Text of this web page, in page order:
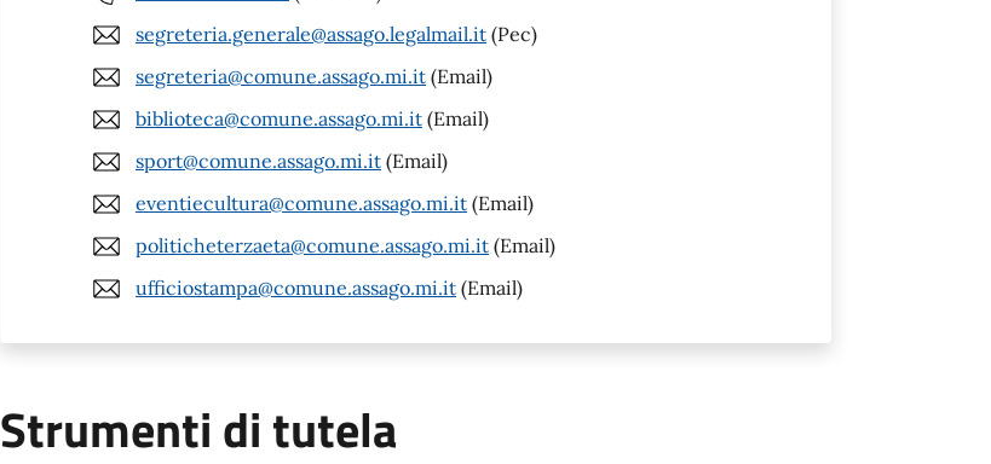
segreteria.generale@assago.legalmail.it (Pec)
segreteria@comune.assago.mi.it (Email)
biblioteca@comune.assago.mi.it (Email)
sport@comune.assago.mi.it (Email)
eventiecultura@comune.assago.mi.it (Email)
politicheterzaeta@comune.assago.mi.it (Email)
ufficiostampa@comune.assago.mi.it (Email)
Strumenti di tutela